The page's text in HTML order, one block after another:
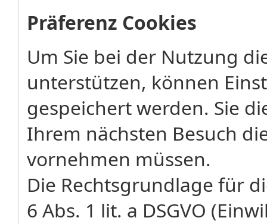
Präferenz Cookies
Um Sie bei der Nutzung
unterstützen, können
gespeichert werden. Sie
Ihrem nächsten Besuch
vornehmen müssen.
Die Rechtsgrundlage für
6 Abs. 1 lit. a DSGVO